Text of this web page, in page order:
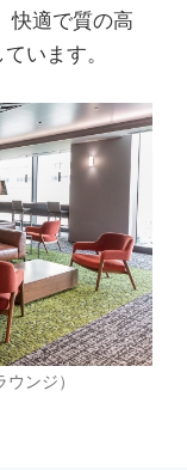
快適で質の高
います。
ンジ）